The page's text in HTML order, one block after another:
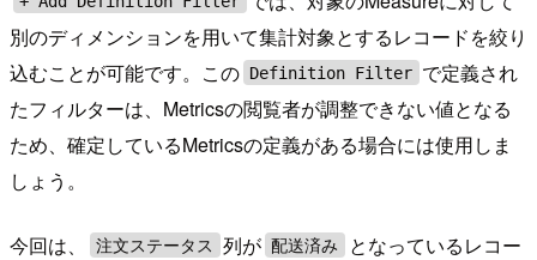
別のディメンションを用いて集計対象とするレコードを絞り
込むことが可能です。この Definition Filter で定義され
たフィルターは、Metricsの閲覧者が調整できない値となる
ため、確定しているMetricsの定義がある場合には使用しま
しょう。
今回は、 注文ステータス 列が 配送済み
となっているレコー